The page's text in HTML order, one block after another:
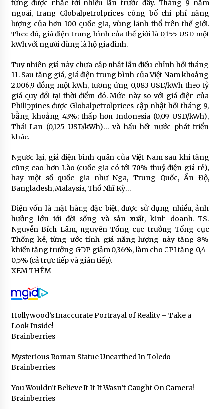
từng được nhắc tới nhiều lần trước đây. Tháng 9 năm
ngoái, trang Globalpetrolprices công bố chi phí năng
lượng của hơn 100 quốc gia, vùng lãnh thổ trên thế giới.
Theo đó, giá điện trung bình của thế giới là 0,155 USD một
kWh với người dùng là hộ gia đình.
Tuy nhiên giá này chưa cập nhật lần điều chỉnh hồi tháng
11. Sau tăng giá, giá điện trung bình của Việt Nam khoảng
2.006,9 đồng một kWh, tương ứng 0,083 USD/kWh theo tỷ
giá quy đổi tại thời điểm đó. Mức này so với giá điện của
Philippines được Globalpetrolprices cập nhật hồi tháng 9,
bằng khoảng 43%; thấp hơn Indonesia (0,09 USD/kWh),
Thái Lan (0,125 USD/kWh)… và hầu hết nước phát triển
khác.
Ngược lại, giá điện bình quân của Việt Nam sau khi tăng
cũng cao hơn Lào (quốc gia có tới 70% thuỷ điện giá rẻ),
hay một số quốc gia như Nga, Trung Quốc, Ấn Độ,
Bangladesh, Malaysia, Thổ Nhĩ Kỳ…
Điện vốn là mặt hàng đặc biệt, được sử dụng nhiều, ảnh
hưởng lớn tới đời sống và sản xuất, kinh doanh. TS.
Nguyễn Bích Lâm, nguyên Tổng cục trưởng Tổng cục
Thống kê, từng ước tính giá năng lượng này tăng 8%
khiến tăng trưởng GDP giảm 0,36%, làm cho CPI tăng 0,4-
0,5% (cả trực tiếp và gián tiếp).
XEM THÊM
Hollywood’s Inaccurate Portrayal of Reality – Take a
Look Inside!
Brainberries
Mysterious Roman Statue Unearthed In Toledo
Brainberries
You Wouldn’t Believe It If It Wasn’t Caught On Camera!
Brainberries